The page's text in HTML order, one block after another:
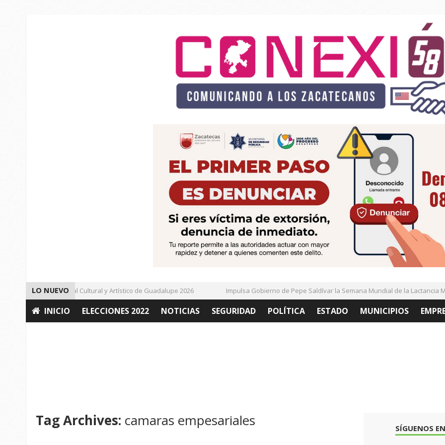
LO NUEVO
Da inicio el Festival Cultural y Artístico de Guadalupe 2026 Impulsa Gobierno de Pepe Saldívar la Semana Mundial de la Lactancia
INICIO ELECCIONES 2022 NOTICIAS SEGURIDAD POLÍTICA ESTADO MUNICIPIOS
Tag Archives: camaras empesariales SÍGUENOS